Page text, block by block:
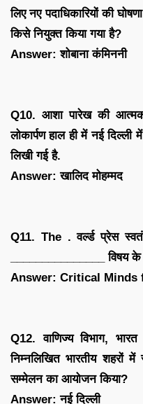
लिए नए पदाधिकारियों की
किसे नियुक्त किया गया है?
Answer: शोबाना कंमिननी
Q10. आशा पारेख की
लोकार्पण हाल ही में नई दिल्ली
लिखी गई है.
Answer: खालिद मोहम्मद
Q11. The . वर्ल्ड प्रेस
_______________ विषय के
Answer: Critical Minds
Q12. वाणिज्य विभाग,
निम्नलिखित भारतीय शहरों
सम्मेलन का आयोजन किया?
Answer: नई दिल्ली